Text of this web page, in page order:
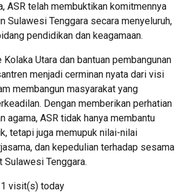
ASR telah membuktikan komitmennya
Sulawesi Tenggara secara menyeluruh,
pendidikan dan keagamaan.
Kolaka Utara dan bantuan pembangunan
menjadi cerminan nyata dari visi
membangun masyarakat yang
Dengan memberikan perhatian
agama, ASR tidak hanya membantu
tetapi juga memupuk nilai-nilai
dan kepedulian terhadap sesama
Sulawesi Tenggara.
visit(s) today